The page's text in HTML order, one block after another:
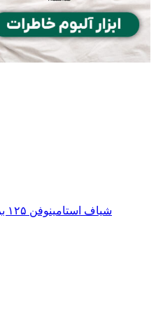
شیاف استامینوفن ۱۲۵ برای کودکان | میزان، نحوه مصرف